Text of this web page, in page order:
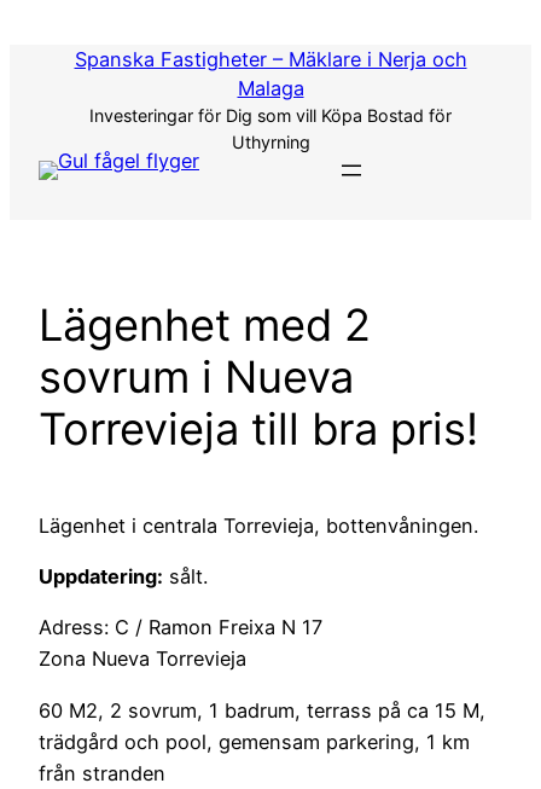
Spanska Fastigheter – Mäklare i Nerja och
Malaga
Investeringar för Dig som vill Köpa Bostad för
Uthyrning
Lägenhet med 2
sovrum i Nueva
Torrevieja till bra pris!
Lägenhet i centrala Torrevieja, bottenvåningen.
Uppdatering: sålt.
Adress: C / Ramon Freixa N 17
Zona Nueva Torrevieja
60 M2, 2 sovrum, 1 badrum, terrass på ca 15 M,
trädgård och pool, gemensam parkering, 1 km
från stranden